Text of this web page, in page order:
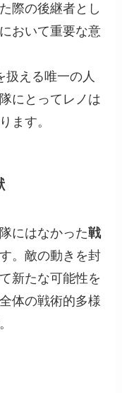
際の後継者とし
おいて重要な意
扱える唯一の人
にとってレノは
ます。
にはなかった戦
。敵の動きを封
新たな可能性を
体の戦術的多様